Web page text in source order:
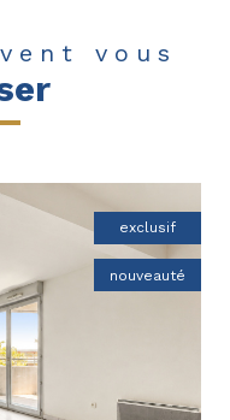
vous
exclusif
nouveauté